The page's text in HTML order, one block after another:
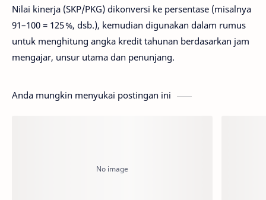
Nilai kinerja (SKP/PKG) dikonversi ke persentase (misalnya
91–100 = 125 %, dsb.), kemudian digunakan dalam rumus
untuk menghitung angka kredit tahunan berdasarkan jam
mengajar, unsur utama dan penunjang.
Anda mungkin menyukai postingan ini